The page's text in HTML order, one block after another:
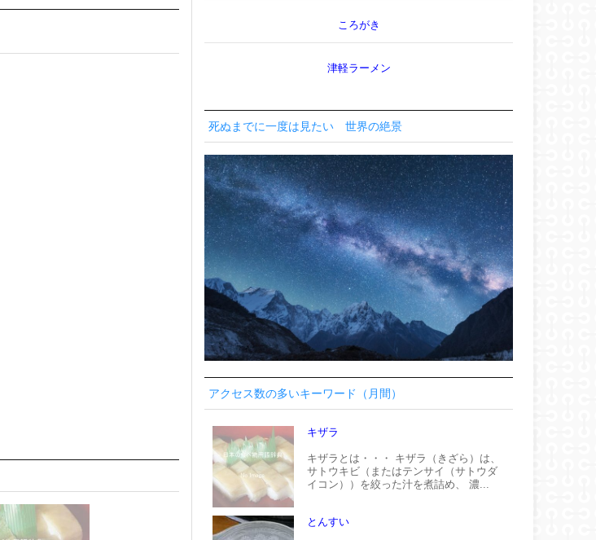
ころがき
津軽ラーメン
死ぬまでに一度は見たい 世界の絶景
アクセス数の多いキーワード（月間）
キザラ
キザラとは・・・ キザラ（きざら）は、
サトウキビ（またはテンサイ（サトウダ
イコン））を絞った汁を煮詰め、 濃...
とんすい